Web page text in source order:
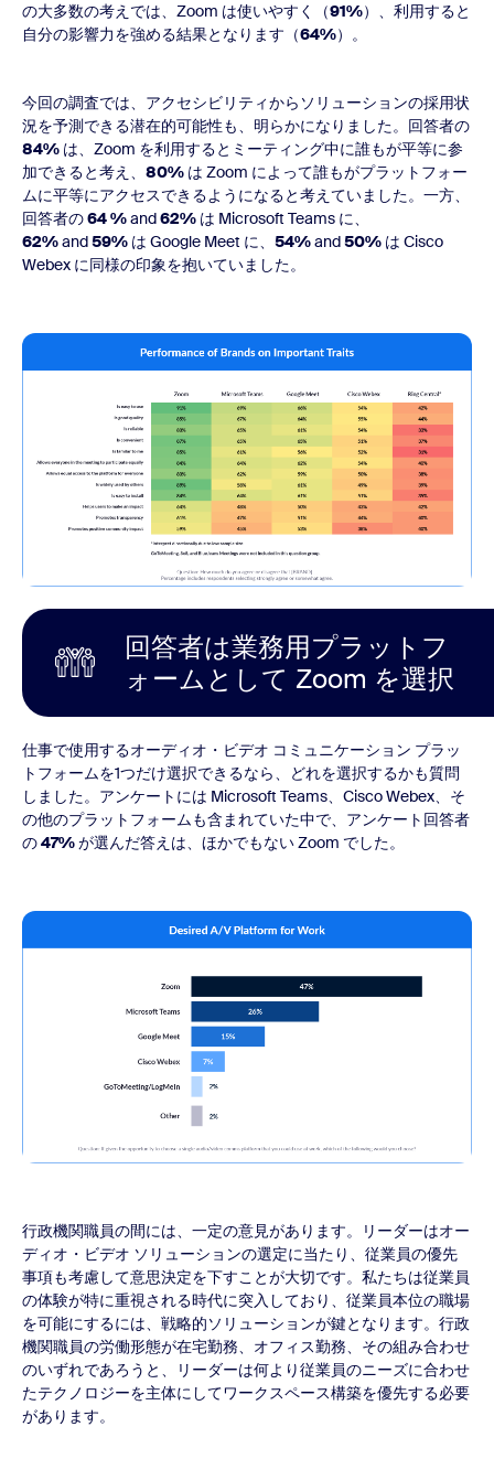
の大多数の考えでは、Zoom は使いやすく（91%）、利用すると
自分の影響力を強める結果となります（64%）。
今回の調査では、アクセシビリティからソリューションの採用状
況を予測できる潜在的可能性も、明らかになりました。回答者の
84% は、Zoom を利用するとミーティング中に誰もが平等に参
加できると考え、 80% は Zoom によって誰もがプラットフォー
ムに平等にアクセスできるようになると考えていました。一方、
回答者の64 %and62% は Microsoft Teams に、
62%and59% は Google Meet に、 54%and50% は Cisco
Webex に同様の印象を抱いていました。
回答者は業務用プラットフ
ォームとして Zoom を選択
仕事で使用するオーディオ・ビデオ コミュニケーション プラッ
トフォームを1つだけ選択できるなら、どれを選択するかも質問
しました。アンケートには Microsoft Teams、Cisco Webex、そ
の他のプラットフォームも含まれていた中で、アンケート回答者
の47%が選んだ答えは、ほかでもない Zoom でした。
行政機関職員の間には、一定の意見があります。リーダーはオー
ディオ・ビデオ ソリューションの選定に当たり、従業員の優先
事項も考慮して意思決定を下すことが大切です。私たちは従業員
の体験が特に重視される時代に突入しており、従業員本位の職場
を可能にするには、戦略的ソリューションが鍵となります。行政
機関職員の労働形態が在宅勤務、オフィス勤務、その組み合わせ
のいずれであろうと、リーダーは何より従業員のニーズに合わせ
たテクノロジーを主体にしてワークスペース構築を優先する必要
があります。